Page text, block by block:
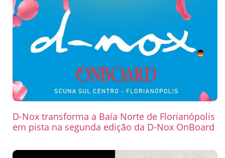
D-Nox transforma a Baía Norte de Florianópolis
em pista na segunda edição da D-Nox OnBoard